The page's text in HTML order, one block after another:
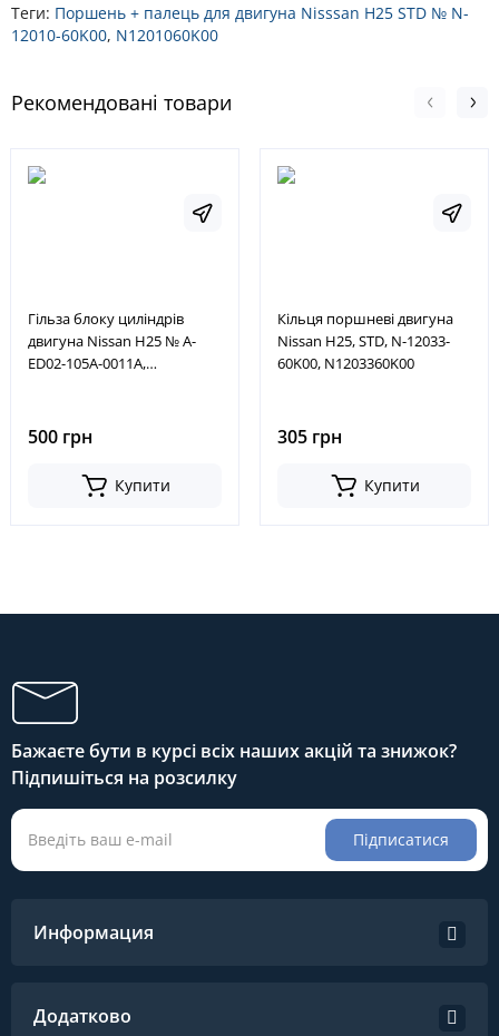
Теги: Поршень + палець для двигуна Nisssan H25 STD № N-
12010-60K00, N1201060K00
Рекомендовані товари
Гільза блоку циліндрів
двигуна Nissan H25 № A-
ED02-105A-0011A,
500 грн
Купити
Кільця поршневі двигуна
Nissan H25, STD, N-12033-
60K00, N1203360K00
305 грн
Купити
Бажаєте бути в курсі всіх наших акцій та знижок?
Підпишіться на розсилку
Підписатися
Информация
Додатково